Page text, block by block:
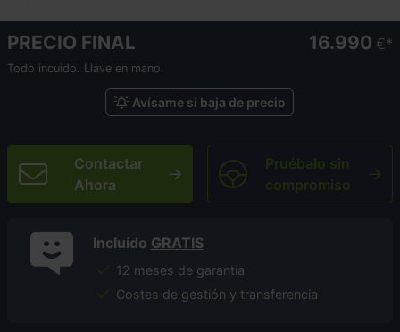
PRECIO FINAL 16.990 €
Todo incuido. Llave en mano.
Avísame si baja de precio
Contactar
Ahora
Pruébalo sin
compromiso
Incluído GRATIS
12 meses de garantía
Costes de gestión y transferencia